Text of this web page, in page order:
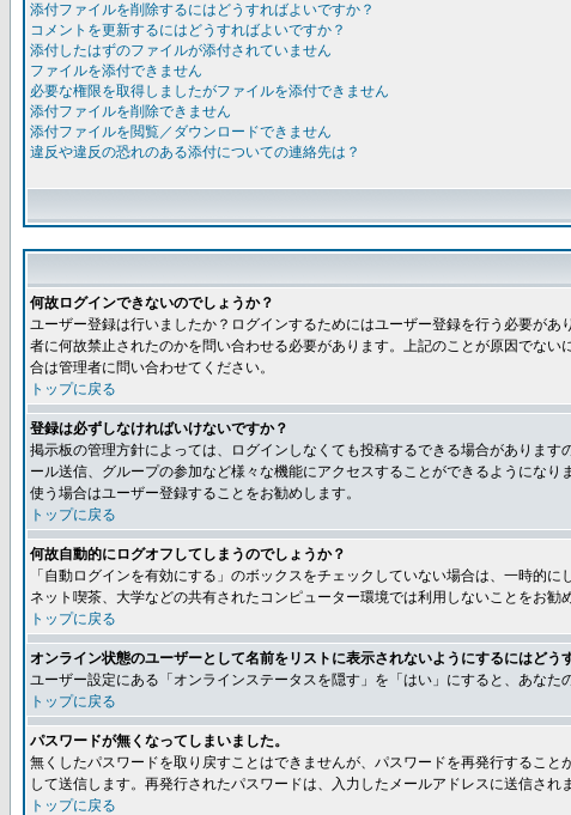
添付ファイルを削除するにはどうすればよいですか？
コメントを更新するにはどうすればよいですか？
添付したはずのファイルが添付されていません
ファイルを添付できません
必要な権限を取得しましたがファイルを添付できません
添付ファイルを削除できません
添付ファイルを閲覧／ダウンロードできません
違反や違反の恐れのある添付についての連絡先は？
何故ログインできないのでしょうか？
ユーザー登録は行いましたか？ログインするためにはユーザー登録を行う必要が
者に何故禁止されたのかを問い合わせる必要があります。上記のことが原因でな
合は管理者に問い合わせてください。
トップに戻る
登録は必ずしなければいけないですか？
掲示板の管理方針によっては、ログインしなくても投稿するできる場合がありま
ール送信、グループの参加など様々な機能にアクセスすることができるようにな
使う場合はユーザー登録することをお勧めします。
トップに戻る
何故自動的にログオフしてしまうのでしょうか？
「自動ログインを有効にする」のボックスをチェックしていない場合は、一時的
ネット喫茶、大学などの共有されたコンピューター環境では利用しないことをお勧
トップに戻る
オンライン状態のユーザーとして名前をリストに表示されないようにするにはどう
ユーザー設定にある「オンラインステータスを隠す」を「はい」にすると、あな
トップに戻る
パスワードが無くなってしまいました。
無くしたパスワードを取り戻すことはできませんが、パスワードを再発行するこ
して送信します。再発行されたパスワードは、入力したメールアドレスに送信されま
トップに戻る